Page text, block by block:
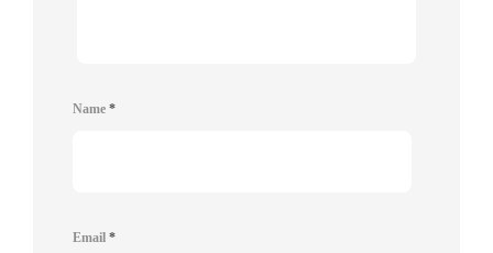
Name *
Email *